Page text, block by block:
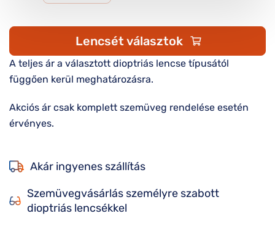
Lencsét választok
A teljes ár a választott dioptriás lencse típusától
függően kerül meghatározásra.
Akciós ár csak komplett szemüveg rendelése esetén
érvényes.
Akár ingyenes szállítás
Szemüvegvásárlás személyre szabott
dioptriás lencsékkel